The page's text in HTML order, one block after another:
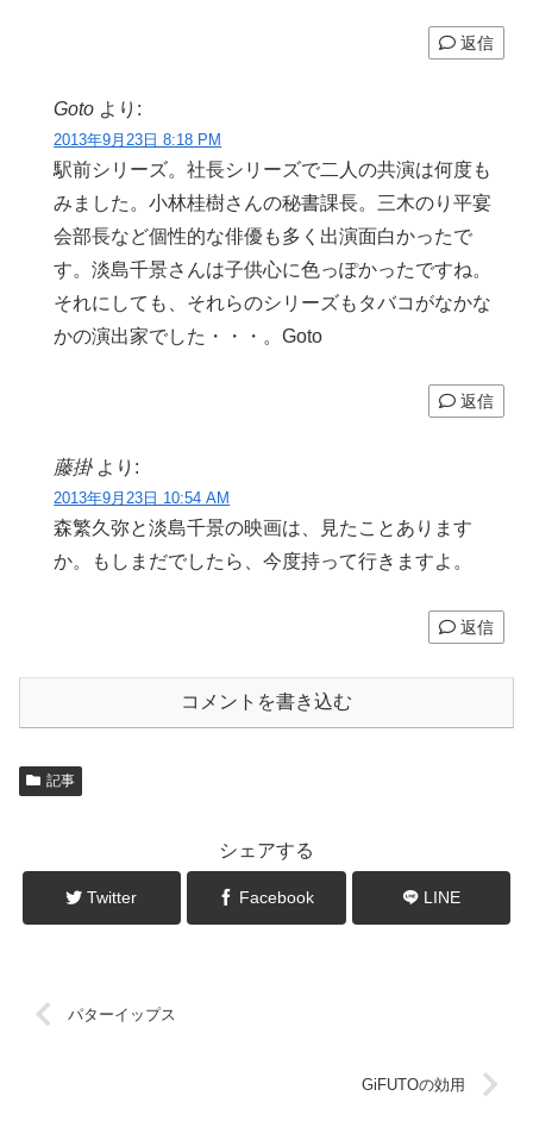
返信
Goto より:
2013年9月23日 8:18 PM
駅前シリーズ。社長シリーズで二人の共演は何度も
みました。小林桂樹さんの秘書課長。三木のり平宴
会部長など個性的な俳優も多く出演面白かったで
す。淡島千景さんは子供心に色っぽかったですね。
それにしても、それらのシリーズもタバコがなかな
かの演出家でした・・・。Goto
返信
藤掛 より:
2013年9月23日 10:54 AM
森繁久弥と淡島千景の映画は、見たことあります
か。もしまだでしたら、今度持って行きますよ。
返信
コメントを書き込む
記事
シェアする
Twitter Facebook LINE
パターイップス
GiFUTOの効用